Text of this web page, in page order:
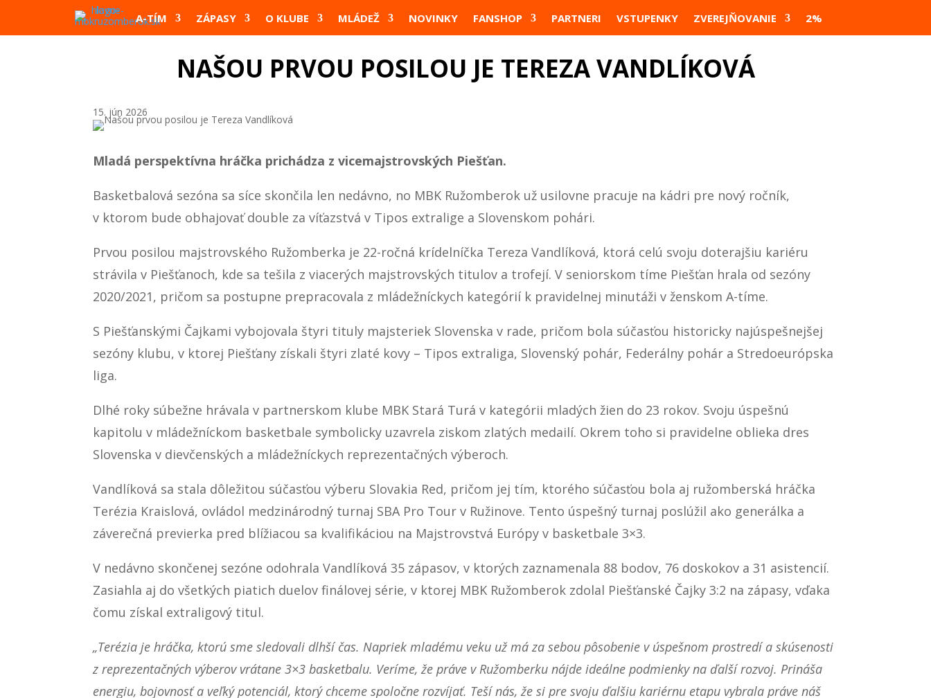
A-TÍM ZÁPASY O KLUBE MLÁDEŽ NOVINKY FANSHOP PARTNERI VSTUPENKY ZVEREJŇOVANIE 2%
NAŠOU PRVOU POSILOU JE TEREZA VANDLÍKOVÁ
15. jún 2026
Mladá perspektívna hráčka prichádza z vicemajstrovských Piešťan.
Basketbalová sezóna sa síce skončila len nedávno, no MBK Ružomberok už usilovne pracuje na kádri pre nový ročník,
v ktorom bude obhajovať double za víťazstvá v Tipos extralige a Slovenskom pohári.
Prvou posilou majstrovského Ružomberka je 22-ročná krídelníčka Tereza Vandlíková, ktorá celú svoju doterajšiu kariéru
strávila v Piešťanoch, kde sa tešila z viacerých majstrovských titulov a trofejí. V seniorskom tíme Piešťan hrala od sezóny
2020/2021, pričom sa postupne prepracovala z mládežníckych kategórií k pravidelnej minutáži v ženskom A-tíme.
S Piešťanskými Čajkami vybojovala štyri tituly majsteriek Slovenska v rade, pričom bola súčasťou historicky najúspešnejšej
sezóny klubu, v ktorej Piešťany získali štyri zlaté kovy – Tipos extraliga, Slovenský pohár, Federálny pohár a Stredoeurópska
liga.
Dlhé roky súbežne hrávala v partnerskom klube MBK Stará Turá v kategórii mladých žien do 23 rokov. Svoju úspešnú
kapitolu v mládežníckom basketbale symbolicky uzavrela ziskom zlatých medailí. Okrem toho si pravidelne oblieka dres
Slovenska v dievčenských a mládežníckych reprezentačných výberoch.
Vandlíková sa stala dôležitou súčasťou výberu Slovakia Red, pričom jej tím, ktorého súčasťou bola aj ružomberská hráčka
Terézia Kraislová, ovládol medzinárodný turnaj SBA Pro Tour v Ružinove. Tento úspešný turnaj poslúžil ako generálka a
záverečná previerka pred blížiacou sa kvalifikáciou na Majstrovstvá Európy v basketbale 3×3.
V nedávno skončenej sezóne odohrala Vandlíková 35 zápasov, v ktorých zaznamenala 88 bodov, 76 doskokov a 31 asistencií.
Zasiahla aj do všetkých piatich duelov finálovej série, v ktorej MBK Ružomberok zdolal Piešťanské Čajky 3:2 na zápasy, vďaka
čomu získal extraligový titul.
„Terézia je hráčka, ktorú sme sledovali dlhší čas. Napriek mladému veku už má za sebou pôsobenie v úspešnom prostredí a skúsenosti
z reprezentačných výberov vrátane 3×3 basketbalu. Veríme, že práve v Ružomberku nájde ideálne podmienky na ďalší rozvoj. Prináša
energiu, bojovnosť a veľký potenciál, ktorý chceme spoločne rozvíjať. Teší nás, že si pre svoju ďalšiu kariérnu etapu vybrala práve náš